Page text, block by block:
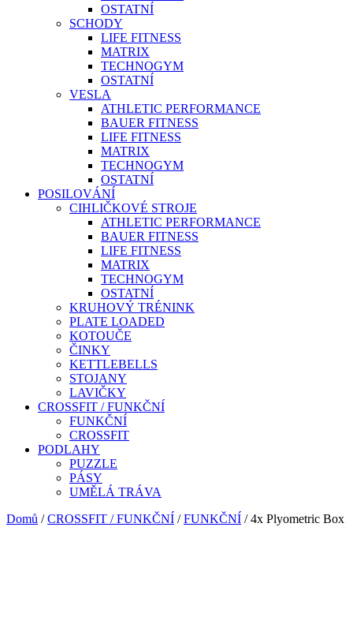
OSTATNÍ
SCHODY
LIFE FITNESS
MATRIX
TECHNOGYM
OSTATNÍ
VESLA
ATHLETIC PERFORMANCE
BAUER FITNESS
LIFE FITNESS
MATRIX
TECHNOGYM
OSTATNÍ
POSILOVÁNÍ
CIHLIČKOVÉ STROJE
ATHLETIC PERFORMANCE
BAUER FITNESS
LIFE FITNESS
MATRIX
TECHNOGYM
OSTATNÍ
KRUHOVÝ TRÉNINK
PLATE LOADED
KOTOUČE
ČINKY
KETTLEBELLS
STOJANY
LAVIČKY
CROSSFIT / FUNKČNÍ
FUNKČNÍ
CROSSFIT
PODLAHY
PUZZLE
PÁSY
UMĚLÁ TRÁVA
Domů /CROSSFIT / FUNKČNÍ /FUNKČNÍ / 4x Plyometric Box